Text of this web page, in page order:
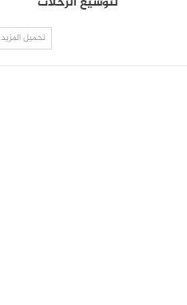
تحميل المزيد